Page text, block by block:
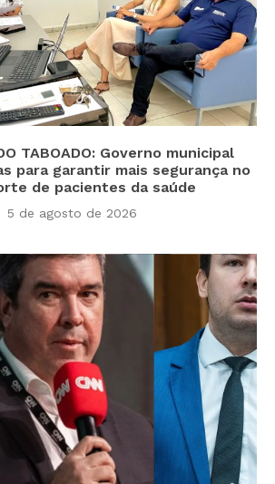
TABOADO: Governo municipal
para garantir mais segurança no
de pacientes da saúde
5 de agosto de 2026